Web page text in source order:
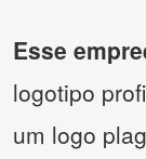
Esse
logotipo
um logo